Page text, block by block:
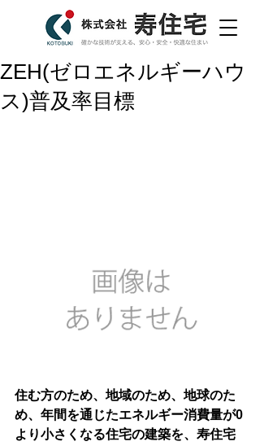
ZEH(ゼロエネルギーハウ
ス)普及率目標
住む方のため、地域のため、地球のた
め、年間を通じたエネルギー消費量が0
より小さくなる住宅の建築を、寿住宅